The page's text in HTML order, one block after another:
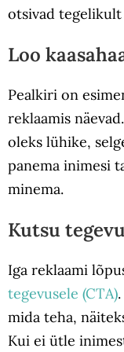
otsivad
Loo
Pealkiri on
reklaamis
oleks lühike,
panema inimesi
minema.
Kutsu
Iga reklaami
tegevusele (CTA)
mida teha,
Kui ei ütle